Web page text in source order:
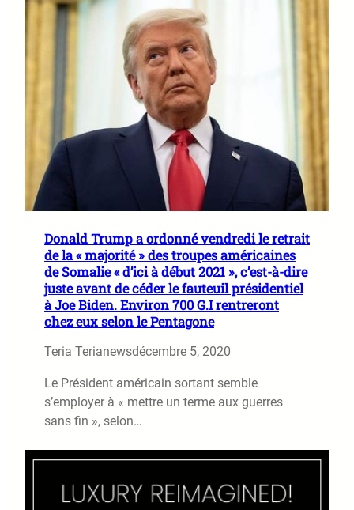
Donald Trump a ordonné vendredi le retrait
de la « majorité » des troupes américaines
de Somalie « d’ici à début 2021 », c’est-à-dire
juste avant de céder le fauteuil présidentiel
à Joe Biden. Environ 700 G.I rentreront
chez eux selon le Pentagone
Teria Terianewsdécembre 5, 2020
Le Président américain sortant semble
s’employer à « mettre un terme aux guerres
sans fin », selon…